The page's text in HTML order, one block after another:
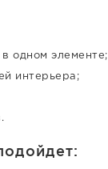
одном элементе;
интерьера;